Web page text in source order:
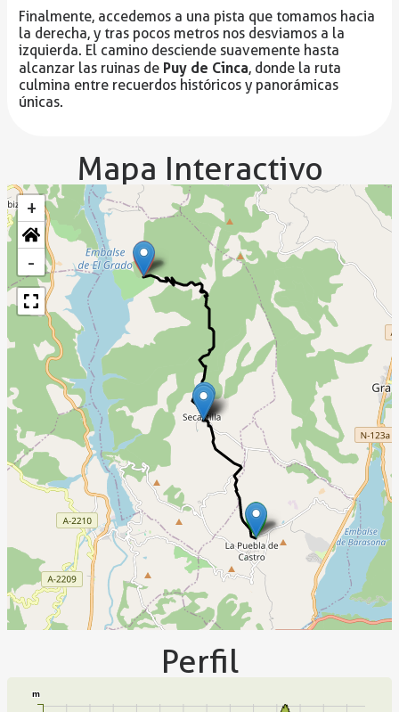
Finalmente, accedemos a una pista que tomamos hacia
la derecha, y tras pocos metros nos desviamos a la
izquierda. El camino desciende suavemente hasta
alcanzar las ruinas de Puy de Cinca, donde la ruta
culmina entre recuerdos históricos y panorámicas
únicas.
Mapa Interactivo
+
-
Perfil
m